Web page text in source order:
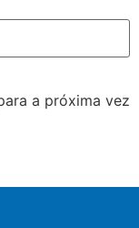
a próxima vez